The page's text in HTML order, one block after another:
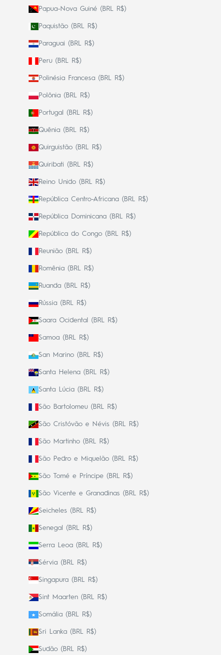
Papua-Nova Guiné (BRL R$)
Paquistão (BRL R$)
Paraguai (BRL R$)
Peru (BRL R$)
Polinésia Francesa (BRL R$)
Polônia (BRL R$)
Portugal (BRL R$)
Quênia (BRL R$)
Quirguistão (BRL R$)
Quiribati (BRL R$)
Reino Unido (BRL R$)
República Centro-Africana (BRL R$)
República Dominicana (BRL R$)
República do Congo (BRL R$)
Reunião (BRL R$)
Romênia (BRL R$)
Ruanda (BRL R$)
Rússia (BRL R$)
Saara Ocidental (BRL R$)
Samoa (BRL R$)
San Marino (BRL R$)
Santa Helena (BRL R$)
Santa Lúcia (BRL R$)
São Bartolomeu (BRL R$)
São Cristóvão e Névis (BRL R$)
São Martinho (BRL R$)
São Pedro e Miquelão (BRL R$)
São Tomé e Príncipe (BRL R$)
São Vicente e Granadinas (BRL R$)
Seicheles (BRL R$)
Senegal (BRL R$)
Serra Leoa (BRL R$)
Sérvia (BRL R$)
Singapura (BRL R$)
Sint Maarten (BRL R$)
Somália (BRL R$)
Sri Lanka (BRL R$)
Sudão (BRL R$)